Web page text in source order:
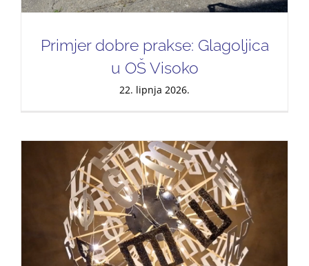
Primjer dobre prakse: Glagoljica
u OŠ Visoko
22. lipnja 2026.